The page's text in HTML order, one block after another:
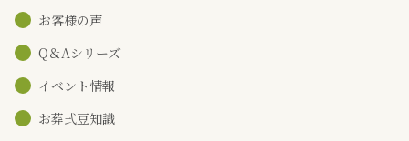
お客様の声
Q＆Aシリーズ
イベント情報
お葬式豆知識